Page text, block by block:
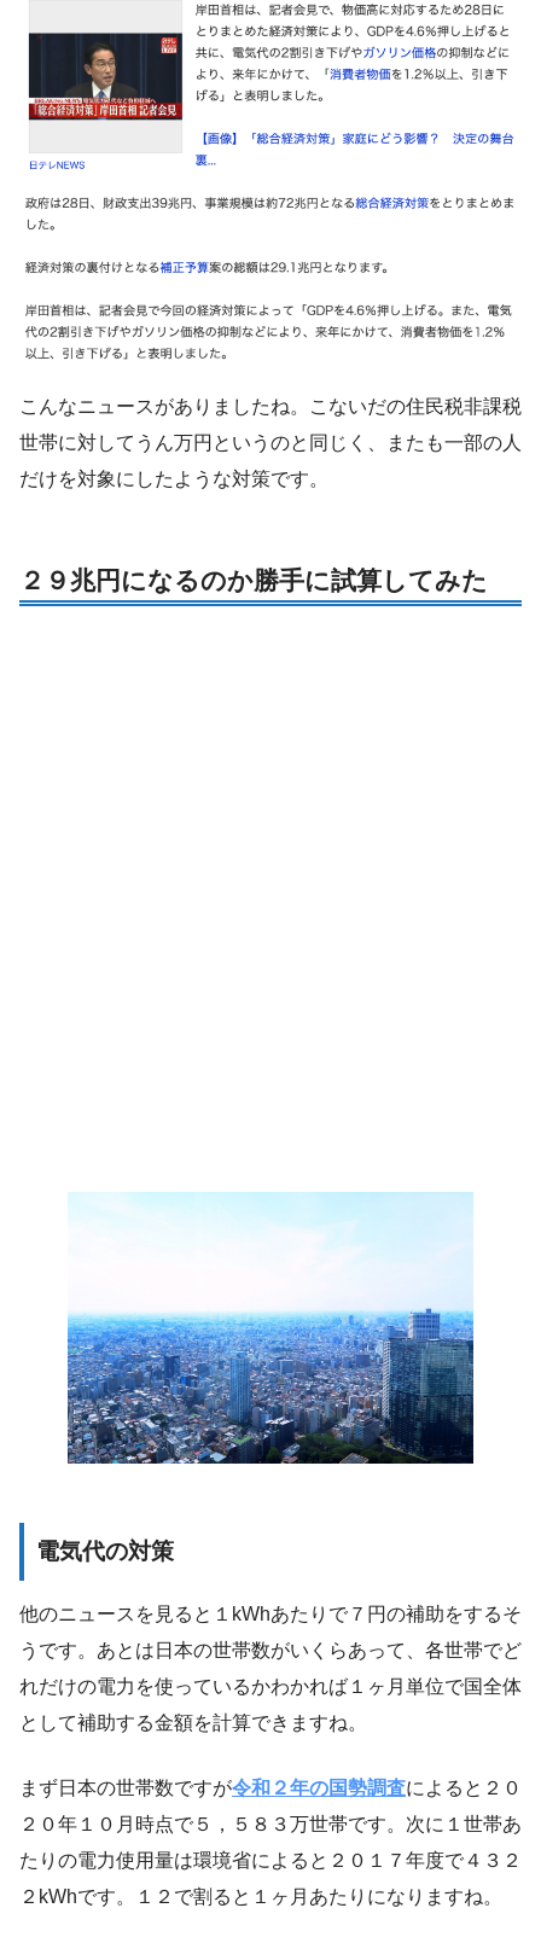
こんなニュースがありましたね。こないだの住民税非課税
世帯に対してうん万円というのと同じく、またも一部の人
だけを対象にしたような対策です。
２９兆円になるのか勝手に試算してみた
電気代の対策
他のニュースを見ると１kWhあたりで７円の補助をするそ
うです。あとは日本の世帯数がいくらあって、各世帯でど
れだけの電力を使っているかわかれば１ヶ月単位で国全体
として補助する金額を計算できますね。
まず日本の世帯数ですが令和２年の国勢調査によると２０
２０年１０月時点で５，５８３万世帯です。次に１世帯あ
たりの電力使用量は環境省によると２０１７年度で４３２
２kWhです。１２で割ると１ヶ月あたりになりますね。